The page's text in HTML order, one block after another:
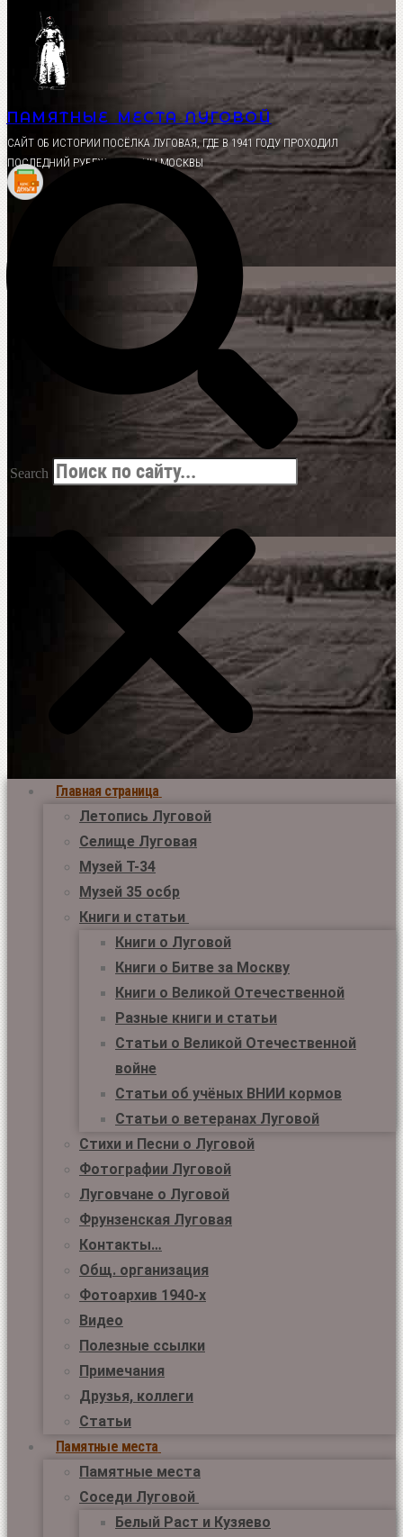
Перейти
содержимому
ПАМЯТНЫЕ МЕСТА ЛУГОВОЙ
CАЙТ ОБ ИСТОРИИ ПОСЁЛКА ЛУГОВАЯ, ГДЕ В 1941 ГОДУ ПРОХОДИЛ
ПОСЛЕДНИЙ РУБЕЖ ОБОРОНЫ МОСКВЫ
Search
Главная страница
Летопись Луговой
Селище Луговая
Музей Т-34
Музей 35 осбр
Книги и статьи
Книги о Луговой
Книги о Битве за Москву
Книги о Великой Отечественной
Разные книги и статьи
Статьи о Великой Отечественной
войне
Статьи об учёных ВНИИ кормов
Статьи о ветеранах Луговой
Стихи и Песни о Луговой
Фотографии Луговой
Луговчане о Луговой
Фрунзенская Луговая
Контакты…
Общ. организация
Фотоархив 1940-х
Видео
Полезные ссылки
Примечания
Друзья, коллеги
Статьи
Памятные места
Памятные места
Соседи Луговой
Белый Раст и Кузяево